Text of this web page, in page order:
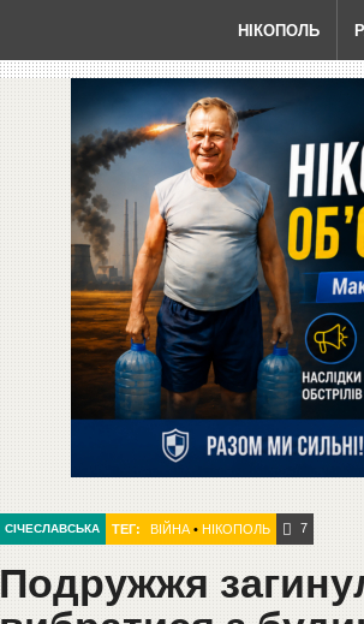
НІКОПОЛЬ
СІЧЕСЛАВСЬКА ТЕГ: ВІЙНА• НІКОПОЛЬ 7
Подружжя